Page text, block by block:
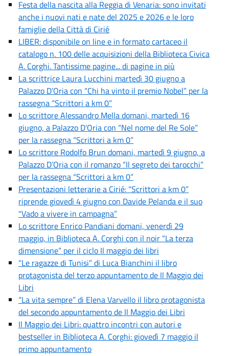
Festa della nascita alla Reggia di Venaria: sono invitati
anche i nuovi nati e nate del 2025 e 2026 e le loro
famiglie della Città di Cirié
LIBER: disponibile on line e in formato cartaceo il
catalogo n. 100 delle acquisizioni della Biblioteca Civica
A. Corghi. Tantissime pagine... di pagine in più
La scrittrice Laura Lucchini martedì 30 giugno a
Palazzo D’Oria con “Chi ha vinto il premio Nobel” per la
rassegna “Scrittori a km 0”
Lo scrittore Alessandro Mella domani, martedì 16
giugno, a Palazzo D’Oria con “Nel nome del Re Sole”
per la rassegna “Scrittori a km 0”
Lo scrittore Rodolfo Brun domani, martedì 9 giugno, a
Palazzo D’Oria con il romanzo “Il segreto dei tarocchi”
per la rassegna “Scrittori a km 0”
Presentazioni letterarie a Cirié: “Scrittori a km 0”
riprende giovedì 4 giugno con Davide Pelanda e il suo
"Vado a vivere in campagna”
Lo scrittore Enrico Pandiani domani, venerdì 29
maggio, in Biblioteca A. Corghi con il noir “La terza
dimensione” per il ciclo Il maggio dei libri
“Le ragazze di Tunisi” di Luca Bianchini il libro
protagonista del terzo appuntamento de Il Maggio dei
Libri
“La vita sempre” di Elena Varvello il libro protagonista
del secondo appuntamento de Il Maggio dei Libri
Il Maggio dei Libri: quattro incontri con autori e
bestseller in Biblioteca A. Corghi: giovedì 7 maggio il
primo appuntamento